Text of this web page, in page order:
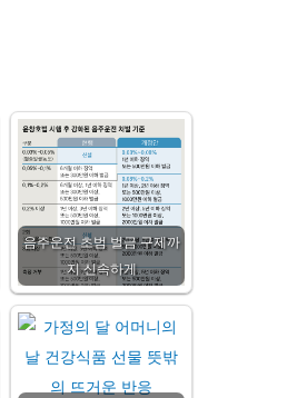
음주운전 초범 벌금 구제까
지 신속하게